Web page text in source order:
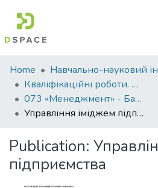
Communities
&
Collections
All of DSpace
Statistics
Home
Кваліфікаційні роботи. ННІ економіки, управління, права та ІТ
073 «Менеджмент» - Бакалаври 2023-2024
Управління іміджем підприємства
Publication:
підприємства